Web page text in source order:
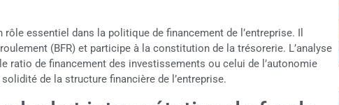
essentiel dans la politique de financement de l’entreprise. Il
(BFR) et participe à la constitution de la trésorerie. L’analyse
ratio de financement des investissements ou celui de l’autonomie
de la structure financière de l’entreprise.